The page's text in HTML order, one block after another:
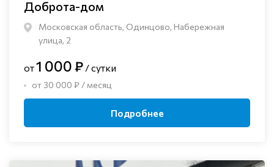
Доброта-дом
Московская область, Одинцово, Набережная
улица, 2
от1 000 ₽ / сутки
от 30 000 ₽ / месяц
Подробнее